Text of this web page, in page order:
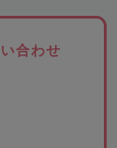
合わせ